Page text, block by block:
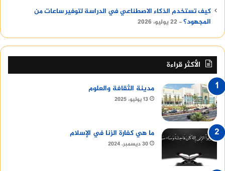
كيف تستخدم الذكاء الاصطناعي في الدراسة لتوفير ساعات من
المجهود؟ 22 يوليو، 2026
الأكثر قراءة
مدينة الثقافة والعلوم
13 يوليو، 2025
ما هي كفارة الزنا في الإسلام
30 ديسمبر، 2024